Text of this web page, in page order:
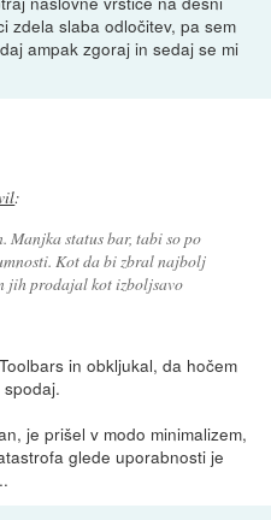
zdela slaba odločitev, pa sem
ampak zgoraj in sedaj se mi
:
Manjka status bar, tabi so po
Kot da bi zbral najbolj
jih prodajal kot izboljsavo
in obkljukal, da hočem
je prišel v modo minimalizem,
glede uporabnosti je